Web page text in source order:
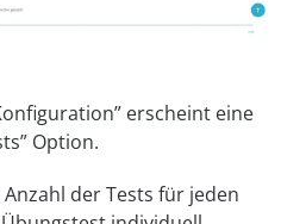
erscheint eine
Option.
der Tests für jeden